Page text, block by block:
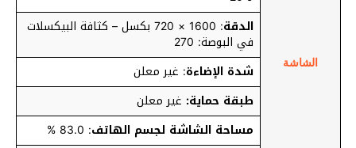
الشاشة
الدقة
: 1600 × 720 بكسل – كثافة البيكسلات
في البوصة: 270
شدة الإضاءة: غير معلن
طبقة حماية: غير معلن
مساحة الشاشة لجسم الهاتف: 83.0 %